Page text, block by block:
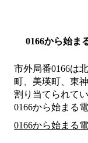
0166から始ま
市外局番0166は
町、美瑛町、東
割り当てられて
0166から始まる
0166から始まる